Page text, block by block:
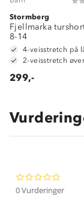
Stormberg
Fjellmarka
8-14
2-veisstretch
299,-
star
0 Vurderinger
Kundeservice
Klima og miljø